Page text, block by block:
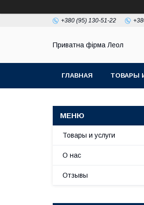
+380 (95) 130-51-22
Приватна фірма Леол
ГЛАВНАЯ ТОВАРЫ
Товары и услуги
О нас
Отзывы